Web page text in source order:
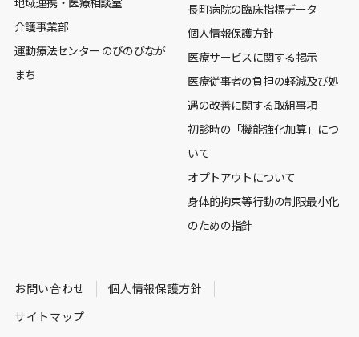
介護事業部
運動療法センター のびのびなが
まち
長町病院の臨床指標データ
個人情報保護方針
医療サービスに関する掲示
医療従事者の負担の軽減及び処
遇の改善に関する取組事項
初診時の「機能強化加算」につ
いて
オプトアウトについて
身体的拘束等行動の制限最小化
のための指針
お問い合わせ
個人情報保護方針
サイトマップ